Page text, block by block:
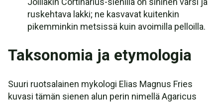
ruskehtava lakki; ne kasvavat kuitenkin
pikemminkin metsissä kuin avoimilla pelloilla.
Taksonomia ja etymologia
Suuri ruotsalainen mykologi Elias Magnus Fries
kuvasi tämän sienen alun perin nimellä Agaricus